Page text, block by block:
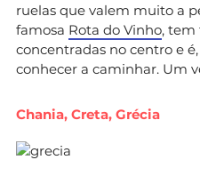
ruelas que valem muito a
famosa Rota do Vinho, tem
concentradas no centro e
conhecer a caminhar. Um
Chania, Creta, Grécia